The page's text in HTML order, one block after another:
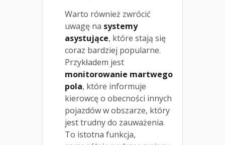
Warto również zwrócić
uwagę na systemy
asystujące, które stają się
coraz bardziej popularne.
Przykładem jest
monitorowanie martwego
pola, które informuje
kierowcę o obecności innych
pojazdów w obszarze, który
jest trudny do zauważenia.
To istotna funkcja,